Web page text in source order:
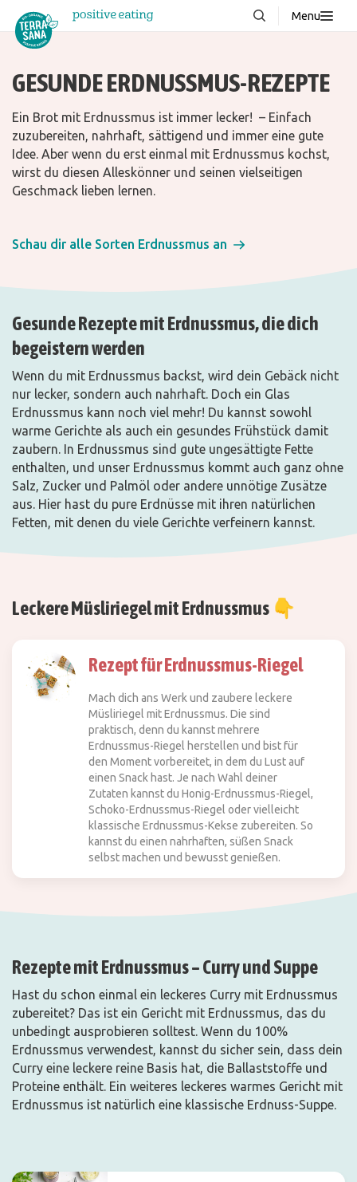
Menu
Über uns
Wissenswertes
FAQ
Produkte
Rezepte
GESUNDE ERDNUSSMUS-REZEPTE
Ein Brot mit Erdnussmus ist immer lecker! – Einfach
zuzubereiten, nahrhaft, sättigend und immer eine gute
Idee. Aber wenn du erst einmal mit Erdnussmus kochst,
wirst du diesen Alleskönner und seinen vielseitigen
Geschmack lieben lernen.
Schau dir alle Sorten Erdnussmus an
Gesunde Rezepte mit Erdnussmus, die dich
begeistern werden
Wenn du mit Erdnussmus backst, wird dein Gebäck nicht
nur lecker, sondern auch nahrhaft. Doch ein Glas
Erdnussmus kann noch viel mehr! Du kannst sowohl
warme Gerichte als auch ein gesundes Frühstück damit
zaubern. In Erdnussmus sind gute ungesättigte Fette
enthalten, und unser Erdnussmus kommt auch ganz ohne
Salz, Zucker und Palmöl oder andere unnötige Zusätze
aus. Hier hast du pure Erdnüsse mit ihren natürlichen
Fetten, mit denen du viele Gerichte verfeinern kannst.
Leckere Müsliriegel mit Erdnussmus 👇
Rezept für Erdnussmus-Riegel
Mach dich ans Werk und zaubere leckere
Müsliriegel mit Erdnussmus. Die sind
praktisch, denn du kannst mehrere
Erdnussmus-Riegel herstellen und bist für
den Moment vorbereitet, in dem du Lust auf
einen Snack hast. Je nach Wahl deiner
Zutaten kannst du Honig-Erdnussmus-Riegel,
Schoko-Erdnussmus-Riegel oder vielleicht
klassische Erdnussmus-Kekse zubereiten. So
kannst du einen nahrhaften, süßen Snack
selbst machen und bewusst genießen.
Rezepte mit Erdnussmus – Curry und Suppe
Hast du schon einmal ein leckeres Curry mit Erdnussmus
zubereitet? Das ist ein Gericht mit Erdnussmus, das du
unbedingt ausprobieren solltest. Wenn du 100%
Erdnussmus verwendest, kannst du sicher sein, dass dein
Curry eine leckere reine Basis hat, die Ballaststoffe und
Proteine enthält. Ein weiteres leckeres warmes Gericht mit
Erdnussmus ist natürlich eine klassische Erdnuss-Suppe.